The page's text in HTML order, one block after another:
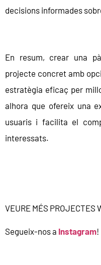
decisions informades
En resum, crear una
projecte concret amb
estratègia eficaç per
alhora que ofereix una
usuaris i facilita el
interessats.
VEURE MÉS PROJECTES
Segueix-nos a Instagram!